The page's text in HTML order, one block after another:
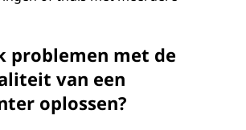
problemen met de
van een
oplossen?